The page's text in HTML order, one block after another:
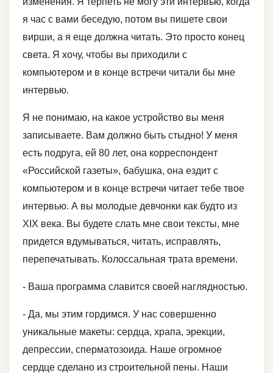
я час с вами беседую, потом вы пишете свои
вирши, а я еще должна читать. Это просто конец
света. Я хочу, чтобы вы приходили с
компьютером и в конце встречи читали бы мне
интервью.
Я не понимаю, на какое устройство вы меня
записываете. Вам должно быть стыдно! У меня
есть подруга, ей 80 лет, она корреспондент
«Российской газеты», бабушка, она ездит с
компьютером и в конце встречи читает тебе твое
интервью. А вы молодые девчонки как будто из
XIX века. Вы будете слать мне свои тексты, мне
придется вдумываться, читать, исправлять,
перепечатывать. Колоссальная трата времени.
- Ваша программа славится своей наглядностью.
- Да, мы этим гордимся. У нас совершенно
уникальные макеты: сердца, храпа, эрекции,
депрессии, сперматозоида. Наше огромное
сердце сделано из строительной пены. Наши